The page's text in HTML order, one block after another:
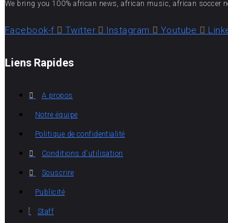
We bring you 100% african news, african music, african soccer
Facebook-f Twitter Instagram Youtube
Liens Rapides
A propos
Notre équipe
Politique de confidentialité
Conditions d'utilisation
Souscrire
Publicité
Staff